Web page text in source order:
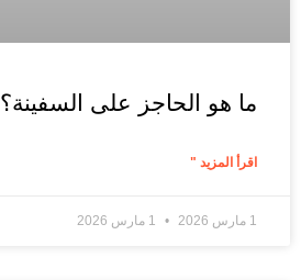
ما هو الحاجز على السفينة؟
اقرأ المزيد "
1 مارس 2026